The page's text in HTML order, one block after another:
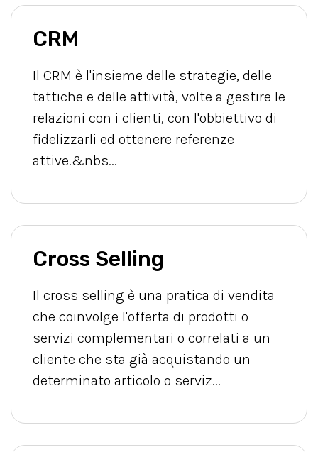
CRM
Il CRM è l'insieme delle strategie, delle
tattiche e delle attività, volte a gestire le
relazioni con i clienti, con l'obbiettivo di
fidelizzarli ed ottenere referenze
attive.&nbs...
Cross Selling
Il cross selling è una pratica di vendita
che coinvolge l'offerta di prodotti o
servizi complementari o correlati a un
cliente che sta già acquistando un
determinato articolo o serviz...